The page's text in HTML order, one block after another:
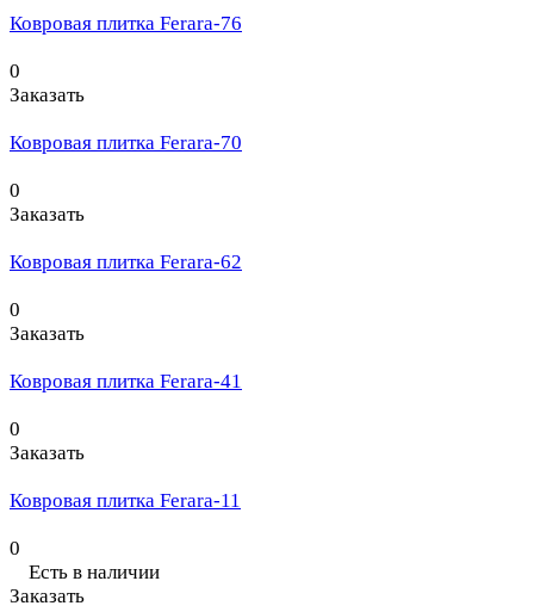
Ковровая плитка Ferara-76
0
Заказать
Ковровая плитка Ferara-70
0
Заказать
Ковровая плитка Ferara-62
0
Заказать
Ковровая плитка Ferara-41
0
Заказать
Ковровая плитка Ferara-11
0
Есть в наличии
Заказать